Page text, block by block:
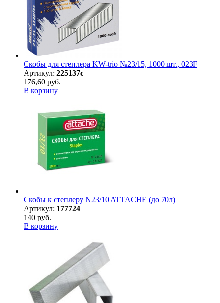
Скобы для степлера KW-trio №23/15, 1000 шт., 023F
Артикул: 225137с
176,60 руб.
В корзину
Скобы к степлеру N23/10 ATTACHE (до 70л)
Артикул: 177724
140 руб.
В корзину